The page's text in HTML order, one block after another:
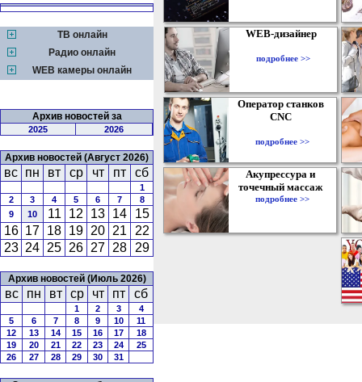
ТВ онлайн
Радио онлайн
WEB камеры онлайн
Архив новостей за
2025 2026
Архив новостей (Август 2026)
вс пн вт ср чт пт сб
1
2
3 4 5 6 7
8
9
10 11 12 13 14
15
16 17 18 19 20 21
22
23 24 25 26 27 28 29
Архив новостей (Июль 2026)
вс пн вт ср чт пт сб
1 2 3
4
5
6 7 8 9 10
11
12
13 14 15 16 17
18
19
20 21 22 23 24
25
26
27 28 29 30 31
WEB-дизайнер
подробнее >>
Оператор станков
CNC
подробнее >>
Акупрессура и
точечный массаж
подробнее >>